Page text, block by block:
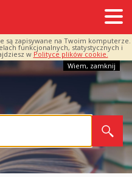
są zapisywane na Twoim komputerze.
funkcjonalnych, statystycznych i
w Polityce plików cookie.
Wiem, zamknij